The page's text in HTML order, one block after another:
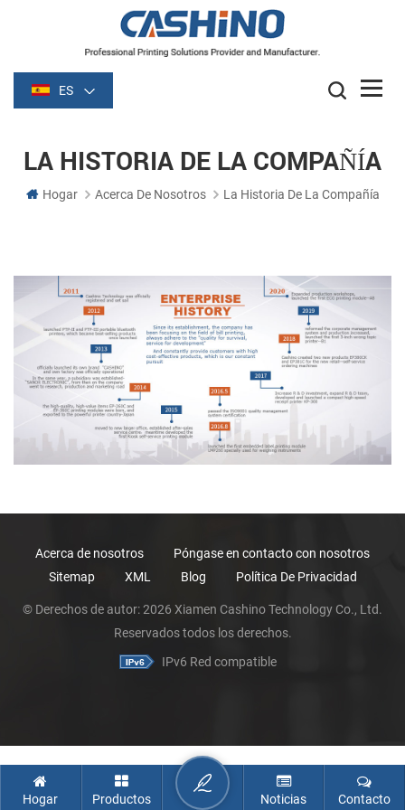
ES
LA HISTORIA DE LA COMPAÑÍA
Hogar Acerca De Nosotros La Historia De La Compañía
Acerca de nosotros
Póngase en contacto con nosotros
Sitemap
XML Blog Política De Privacidad
© Derechos de autor: 2026 Xiamen Cashino Technology Co., Ltd.
Reservados todos los derechos.
IPv6 Red compatible
Hogar Productos Noticias Contacto